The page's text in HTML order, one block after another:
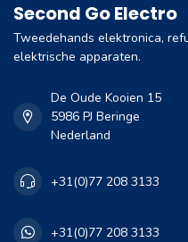
Second Go Electro
Tweedehands elektronica,
elektrische apparaten.
De Oude Kooien 15
5986 PJ Beringe
Nederland
+31(0)77 208 3133
+31(0)77 208 3133